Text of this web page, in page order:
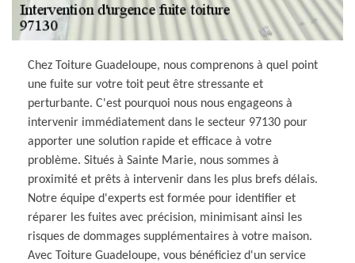
Chez Toiture Guadeloupe, nous comprenons à quel point
une fuite sur votre toit peut être stressante et
perturbante. C'est pourquoi nous nous engageons à
intervenir immédiatement dans le secteur 97130 pour
apporter une solution rapide et efficace à votre
problème. Situés à Sainte Marie, nous sommes à
proximité et prêts à intervenir dans les plus brefs délais.
Notre équipe d'experts est formée pour identifier et
réparer les fuites avec précision, minimisant ainsi les
risques de dommages supplémentaires à votre maison.
Avec Toiture Guadeloupe, vous bénéficiez d'un service